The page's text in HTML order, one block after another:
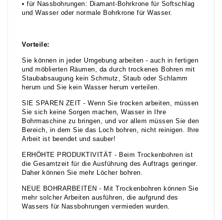
• für Nassbohrungen: Diamant-Bohrkrone für Softschlag
und Wasser oder normale Bohrkrone für Wasser.
Vorteile:
Sie können in jeder Umgebung arbeiten - auch in fertigen
und möblierten Räumen, da durch trockenes Bohren mit
Staubabsaugung kein Schmutz, Staub oder Schlamm
herum und Sie kein Wasser herum verteilen.
SIE SPAREN ZEIT - Wenn Sie trocken arbeiten, müssen
Sie sich keine Sorgen machen, Wasser in Ihre
Bohrmaschine zu bringen, und vor allem müssen Sie den
Bereich, in dem Sie das Loch bohren, nicht reinigen. Ihre
Arbeit ist beendet und sauber!
ERHÖHTE PRODUKTIVITÄT - Beim Trockenbohren ist
die Gesamtzeit für die Ausführung des Auftrags geringer.
Daher können Sie mehr Löcher bohren.
NEUE BOHRARBEITEN - Mit Trockenbohren können Sie
mehr solcher Arbeiten ausführen, die aufgrund des
Wassers für Nassbohrungen vermieden wurden.